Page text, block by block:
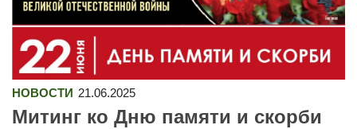
НОВОСТИ 21.06.2025
Митинг ко Дню памяти и скорби